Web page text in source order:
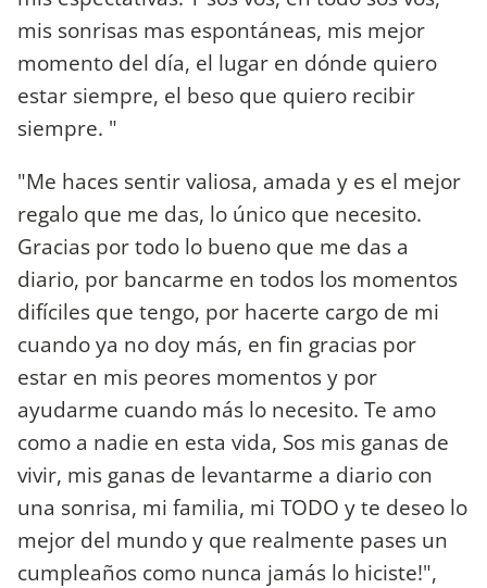
mis sonrisas mas espontáneas, mis mejor
momento del día, el lugar en dónde quiero
estar siempre, el beso que quiero recibir
siempre. "
"Me haces sentir valiosa, amada y es el mejor
regalo que me das, lo único que necesito.
Gracias por todo lo bueno que me das a
diario, por bancarme en todos los momentos
difíciles que tengo, por hacerte cargo de mi
cuando ya no doy más, en fin gracias por
estar en mis peores momentos y por
ayudarme cuando más lo necesito. Te amo
como a nadie en esta vida, Sos mis ganas de
vivir, mis ganas de levantarme a diario con
una sonrisa, mi familia, mi TODO y te deseo lo
mejor del mundo y que realmente pases un
cumpleaños como nunca jamás lo hiciste!",